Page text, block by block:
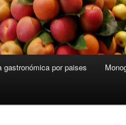
gastronómica por paises